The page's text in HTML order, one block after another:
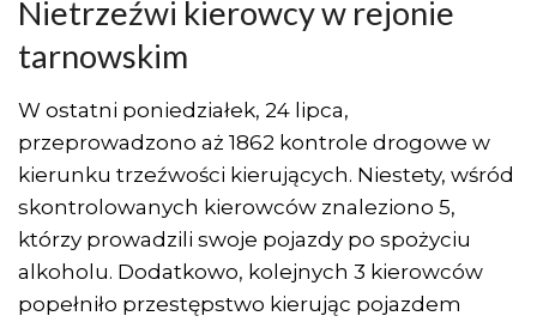
Nietrzeźwi kierowcy w rejonie
tarnowskim
W ostatni poniedziałek, 24 lipca,
przeprowadzono aż 1862 kontrole drogowe w
kierunku trzeźwości kierujących. Niestety, wśród
skontrolowanych kierowców znaleziono 5,
którzy prowadzili swoje pojazdy po spożyciu
alkoholu. Dodatkowo, kolejnych 3 kierowców
popełniło przestępstwo kierując pojazdem